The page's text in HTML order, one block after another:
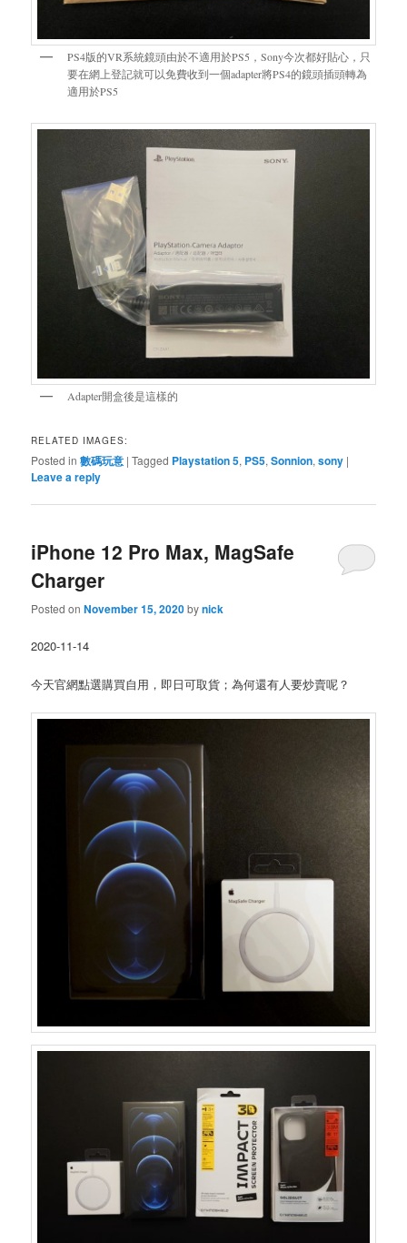
PS4版的VR系統鏡頭由於不適用於PS5，Sony今次都好貼心，只
要在網上登記就可以免費收到一個adapter將PS4的鏡頭插頭轉為
適用於PS5
Adapter開盒後是這樣的
RELATED IMAGES:
Posted in 數碼玩意 |Tagged Playstation 5, PS5,Sonnion,sony |
Leave a reply
iPhone 12 Pro Max, MagSafe
Charger
Posted onNovember 15, 2020bynick
2020-11-14
今天官網點選購買自用，即日可取貨；為何還有人要炒賣呢？